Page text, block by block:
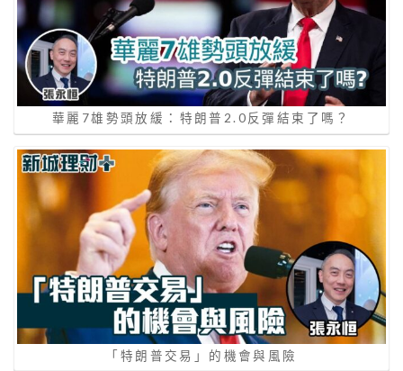
華麗7雄勢頭放緩：特朗普2.0反彈結束了嗎？
「特朗普交易」的機會與風險